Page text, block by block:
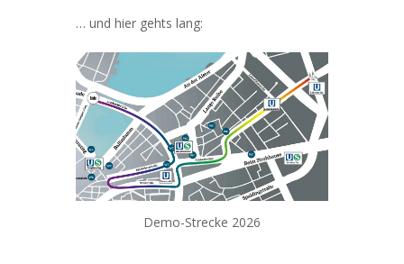
… und hier gehts lang:
Demo-Strecke 2026